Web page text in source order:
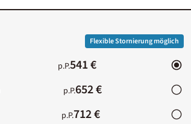
Flexible Stornierung möglich
p.P.541 €
p.P.652 €
p.P.712 €